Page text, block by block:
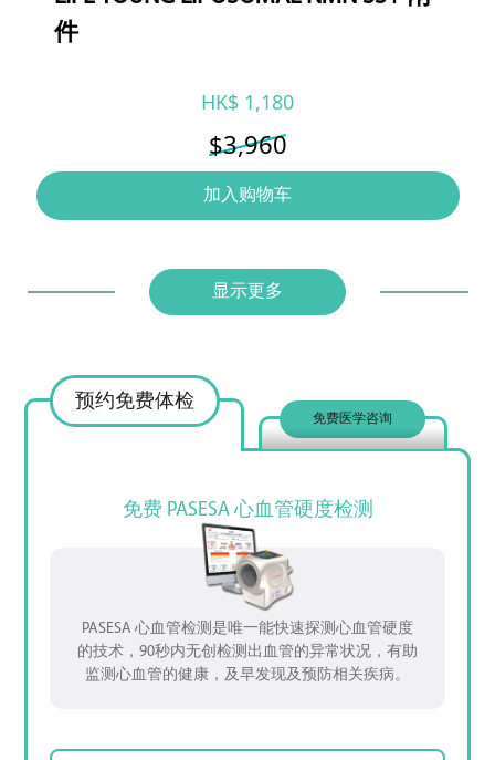
件
HK$ 1,180
$3,960
加入购物车
显示更多
预约免费体检
免费医学咨询
免费 PASESA 心血管硬度检测
PASESA 心血管检测是唯一能快速探测心血管硬度
的技术，90秒内无创检测出血管的异常状况，有助
监测心血管的健康，及早发现及预防相关疾病。